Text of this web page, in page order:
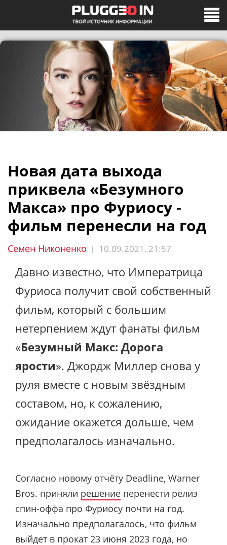
Новая дата выхода
приквела «Безумного
Макса» про Фуриосу -
фильм перенесли на год
Семен Никоненко | 10.09.2021, 21:57
Давно известно, что Императрица
Фуриоса получит свой собственный
фильм, который с большим
нетерпением ждут фанаты фильм
«Безумный Макс: Дорога
ярости». Джордж Миллер снова у
руля вместе с новым звёздным
составом, но, к сожалению,
ожидание окажется дольше, чем
предполагалось изначально.
Согласно новому отчёту Deadline, Warner
Bros. приняли решение перенести релиз
спин-оффа про Фуриосу почти на год.
Изначально предполагалось, что фильм
выйдет в прокат 23 июня 2023 года, но